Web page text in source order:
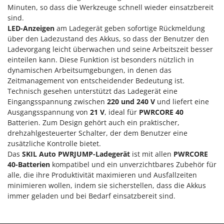
Heckenscheren
Heizkanonen und Elektroheizer
Hochdruckreiniger
Hochgrasmäher
Holzbacköfen Außenbereich für Pizza und Braten
Holzspalter
Hubwagen
K
Kabelpflüge für die Drainage
Kartoffellegemaschine für Traktoren
Kartoffelroder für Traktoren
Kehrmaschinen
Kettensägen
Comet
Cresco
Cruccolini
CTEK
D
Dal Degan
DCG
Deca
DeWalt
Di Martino
Diavola Pro
Diesse
Docma
Minuten, so dass die Werkzeuge schnell wieder einsatzbereit
sind.
LED-Anzeigen am Ladegerät geben sofortige Rückmeldung
über den Ladezustand des Akkus, so dass der Benutzer den
Ladevorgang leicht überwachen und seine Arbeitszeit besser
einteilen kann. Diese Funktion ist besonders nützlich in
dynamischen Arbeitsumgebungen, in denen das
Zeitmanagement von entscheidender Bedeutung ist.
Technisch gesehen unterstützt das Ladegerät eine
Eingangsspannung zwischen 220 und 240 V und liefert eine
Ausgangsspannung von 21 V, ideal für PWRCORE 40
Batterien. Zum Design gehört auch ein praktischer,
drehzahlgesteuerter Schalter, der dem Benutzer eine
zusätzliche Kontrolle bietet.
Das SKIL Auto PWRJUMP-Ladegerät ist mit allen PWRCORE
40-Batterien kompatibel und ein unverzichtbares Zubehör für
alle, die ihre Produktivität maximieren und Ausfallzeiten
minimieren wollen, indem sie sicherstellen, dass die Akkus
immer geladen und bei Bedarf einsatzbereit sind.